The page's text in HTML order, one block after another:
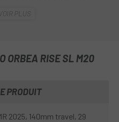
sur chaque sentier
qui permet la façon la
PLUS
ORBEA RISE SL M20
PRODUIT
2025, 140mm travel, 29